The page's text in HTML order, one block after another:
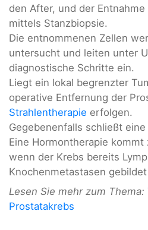
den After, und der
mittels Stanzbiopsie.
Die entnommenen Zellen
untersucht und leiten unter
diagnostische Schritte ein.
Liegt ein lokal begrenzter
operative Entfernung der
Strahlentherapie erfolgen.
Gegebenenfalls schließt
Eine Hormontherapie
wenn der Krebs bereits
Knochenmetastasen
Lesen Sie mehr zum Thema:
Prostatakrebs